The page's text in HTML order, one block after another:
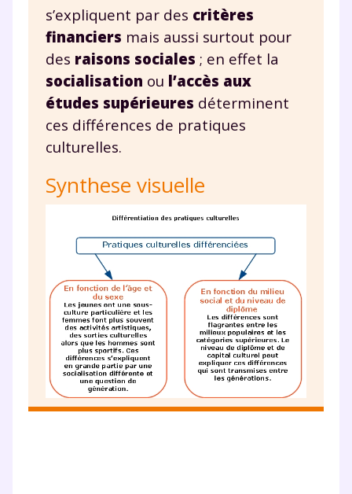
s’expliquent par des critères
financiers mais aussi surtout pour
des raisons sociales ; en effet la
socialisation ou l’accès aux
études supérieures déterminent
ces différences de pratiques
culturelles.
Synthese visuelle
communications de la part de
myMaxicours.
Votre adresse e-mail sera exclusivement utilisée pour
vous envoyer notre newsletter. Vous pourrez vous
désinscrire à tout moment, à travers le lien de
désinscription présent dans chaque newsletter. Pour
en savoir plus sur la gestion de vos données
personnelles et pour exercer vos droits, vous pouvez